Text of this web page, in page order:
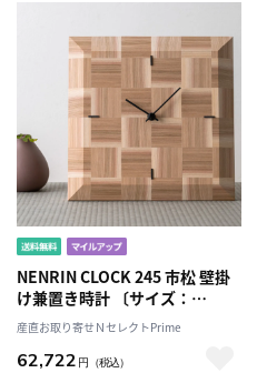
NENRIN CLOCK 245 市松 壁掛
け兼置き時計 〔サイズ：
W245×H245×D40mm、補助
脚付き、単三電池1本〕［北海
道・離島 配送不可］
産直お取り寄せＮセレクトPrime
62,722 円 （税込）